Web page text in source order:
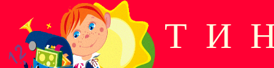
Т И